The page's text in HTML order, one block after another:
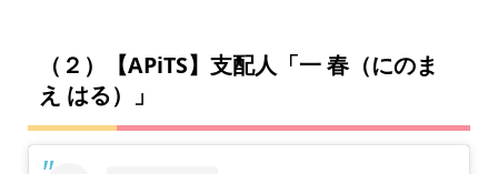
（２）【APiTS】支配人「一 春（にのま
え はる）」